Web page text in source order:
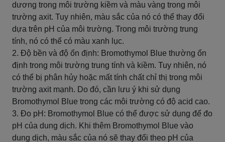
dương trong môi trường kiềm và màu vàng trong môi
trường axit. Tuy nhiên, màu sắc của nó có thể thay đổi
dựa trên pH của môi trường. Trong môi trường trung
tính, nó có thể có màu xanh lục.
2. Độ bền và độ ổn định: Bromothymol Blue thường ổn
định trong môi trường trung tính và kiềm. Tuy nhiên, nó
có thể bị phân hủy hoặc mất tính chất chỉ thị trong môi
trường axit mạnh. Do đó, cần lưu ý khi sử dụng
Bromothymol Blue trong các môi trường có độ acid cao.
3. Đo pH: Bromothymol Blue có thể được sử dụng để đo
pH của dung dịch. Khi thêm Bromothymol Blue vào
dung dịch, màu sắc của nó sẽ thay đổi theo pH của